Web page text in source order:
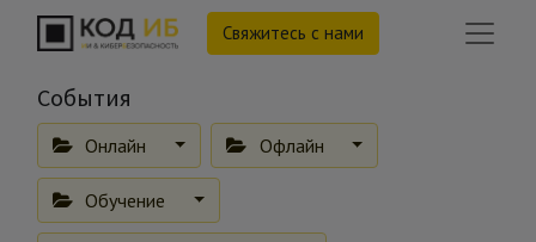
Свяжитесь с нами
События
Онлайн Офлайн
Обучение